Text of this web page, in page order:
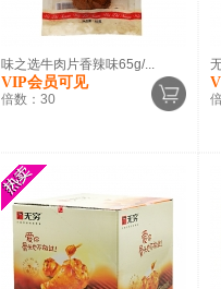
味之选牛肉片香辣味65g/...
VIP会员可见
倍数： 30